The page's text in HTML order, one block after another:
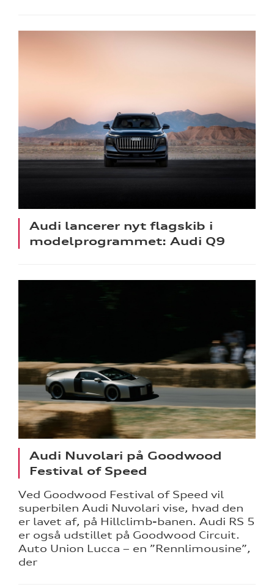
Audi lancerer nyt flagskib i
modelprogrammet: Audi Q9
Audi Nuvolari på Goodwood
Festival of Speed
Ved Goodwood Festival of Speed vil
superbilen Audi Nuvolari vise, hvad den
er lavet af, på Hillclimb-banen. Audi RS 5
er også udstillet på Goodwood Circuit.
Auto Union Lucca – en ”Rennlimousine”,
der